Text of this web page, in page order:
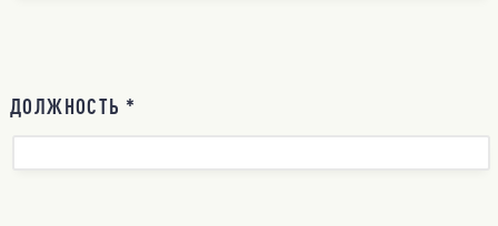
ДОЛЖНОСТЬ *